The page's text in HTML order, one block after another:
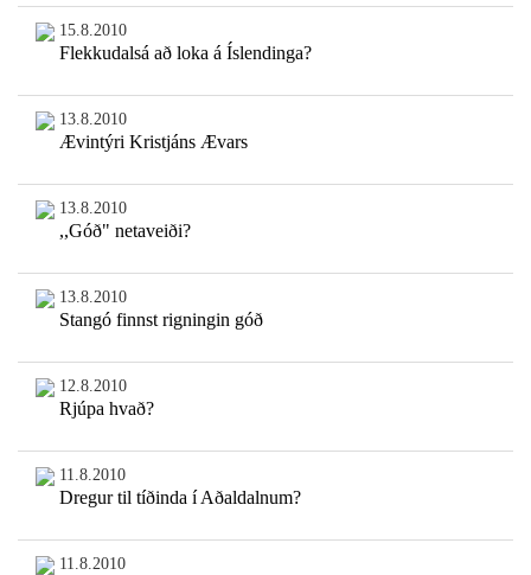
15.8.2010
Flekkudalsá að loka á Íslendinga?
13.8.2010
Ævintýri Kristjáns Ævars
13.8.2010
,,Góð" netaveiði?
13.8.2010
Stangó finnst rigningin góð
12.8.2010
Rjúpa hvað?
11.8.2010
Dregur til tíðinda í Aðaldalnum?
11.8.2010